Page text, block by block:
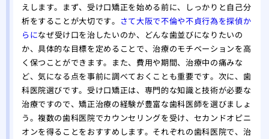
えします。まず、受け口矯正を始める前に、しっかりと自己分
析をすることが大切です。 さて大阪で不倫や不貞行為を探偵か
らになぜ受け口を治したいのか、どんな歯並びになりたいの
か、具体的な目標を定めることで、治療のモチベーションを高
く保つことができます。また、費用や期間、治療中の痛みな
ど、気になる点を事前に調べておくことも重要です。次に、歯
科医院選びです。受け口矯正は、専門的な知識と技術が必要な
治療ですので、矯正治療の経験が豊富な歯科医師を選びましょ
う。複数の歯科医院でカウンセリングを受け、セカンドオピニ
オンを得ることをおすすめします。それぞれの歯科医院で、治